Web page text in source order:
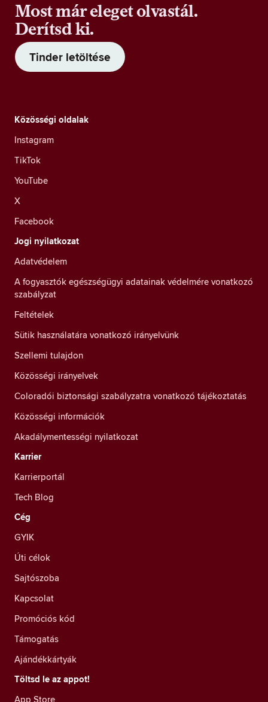
Most már eleget olvastál.
Derítsd ki.
Tinder letöltése
Közösségi oldalak
Instagram
TikTok
YouTube
X
Facebook
Jogi nyilatkozat
Adatvédelem
A fogyasztók egészségügyi adatainak védelmére vonatkozó
szabályzat
Feltételek
Sütik használatára vonatkozó irányelvünk
Szellemi tulajdon
Közösségi irányelvek
Coloradói biztonsági szabályzatra vonatkozó tájékoztatás
Közösségi információk
Akadálymentességi nyilatkozat
Karrier
Karrierportál
Tech Blog
Cég
GYIK
Úti célok
Sajtószoba
Kapcsolat
Promóciós kód
Támogatás
Ajándékkártyák
Töltsd le az appot!
App Store